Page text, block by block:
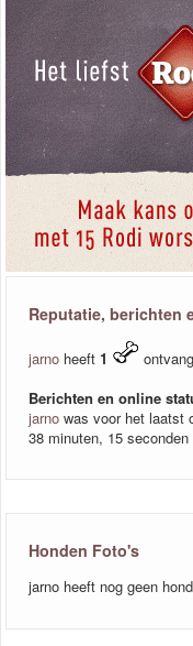
Reputatie, berichten
jarno heeft 1
Berichten en online
jarno was voor het laatst
38 minuten, 15 seconden
Honden Foto's
jarno heeft nog geen